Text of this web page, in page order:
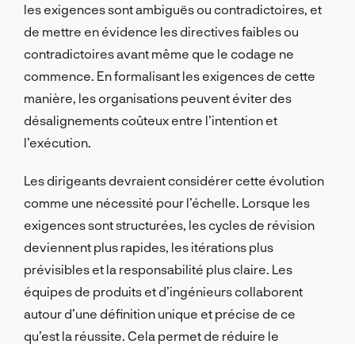
les exigences sont ambiguës ou contradictoires, et
de mettre en évidence les directives faibles ou
contradictoires avant même que le codage ne
commence. En formalisant les exigences de cette
manière, les organisations peuvent éviter des
désalignements coûteux entre l’intention et
l’exécution.
Les dirigeants devraient considérer cette évolution
comme une nécessité pour l’échelle. Lorsque les
exigences sont structurées, les cycles de révision
deviennent plus rapides, les itérations plus
prévisibles et la responsabilité plus claire. Les
équipes de produits et d’ingénieurs collaborent
autour d’une définition unique et précise de ce
qu’est la réussite. Cela permet de réduire le